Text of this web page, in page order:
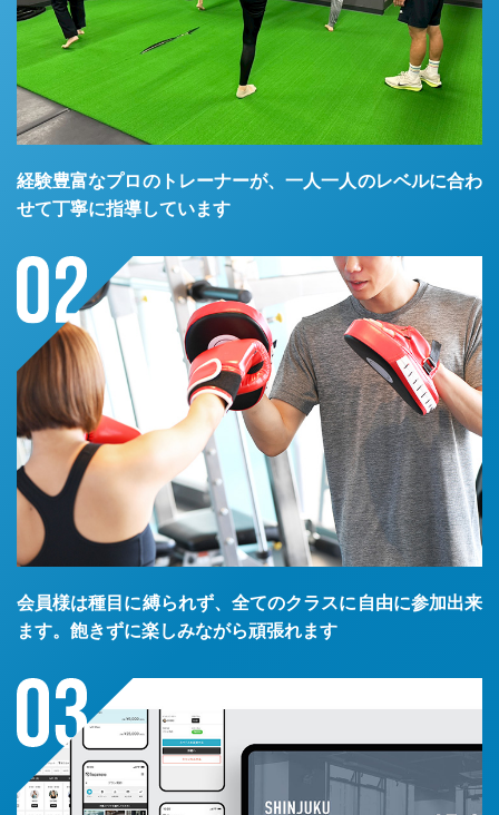
経験豊富なプロのトレーナーが、一人一人のレベルに合わ
せて丁寧に指導しています
会員様は種目に縛られず、全てのクラスに自由に参加出来
ます。飽きずに楽しみながら頑張れます